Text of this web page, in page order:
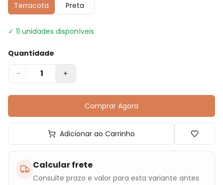
Terracota
Preta
✓ 11 unidades disponíveis
Quantidade
- 1 +
Comprar Agora
Adicionar ao Carrinho
Calcular frete
Consulte prazo e valor para esta variante antes